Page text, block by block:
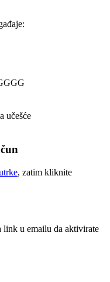
učešće
, zatim kliknite
u emailu da aktivirate